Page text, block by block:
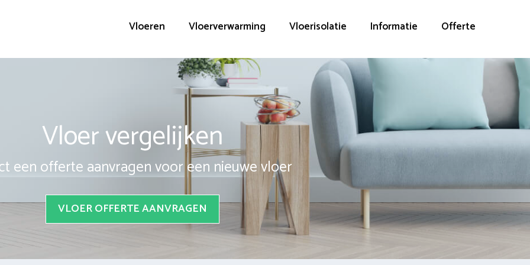
Vloeren Vloerverwarming Vloerisolatie Informatie Offerte
Vloer vergelijken
een offerte aanvragen voor een nieuwe vloer
VLOER OFFERTE AANVRAGEN